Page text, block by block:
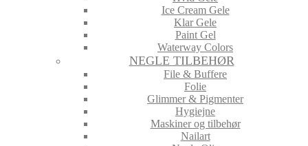
Ice Cream Gele
Klar Gele
Paint Gel
Waterway Colors
NEGLE TILBEHØR
File & Buffere
Folie
Glimmer & Pigmenter
Hygiejne
Maskiner og tilbehør
Nailart